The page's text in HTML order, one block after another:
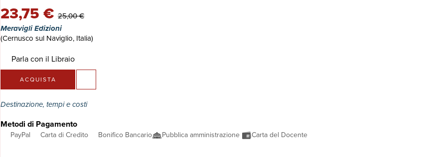
23,75 € 25,00 €
Meravigli Edizioni
(Cernusco sul Naviglio, Italia)
Parla con il Libraio
ACQUISTA
Destinazione, tempi e costi
Metodi di Pagamento
PayPal Carta di Credito Bonifico Bancario Pubblica amministrazione Carta del Docente